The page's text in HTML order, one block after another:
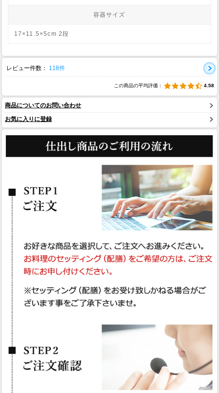
容器サイズ
17×11.5×5cm 2段
レビュー件数： 118件
この商品の平均評価： 4.58
商品についてのお問い合わせ
お気に入りに登録